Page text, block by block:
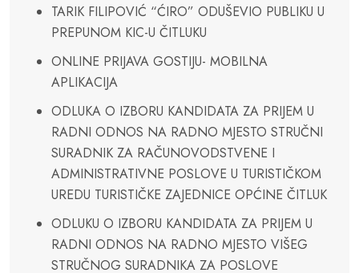
TARIK FILIPOVIĆ “ĆIRO” ODUŠEVIO PUBLIKU U
PREPUNOM KIC-U ČITLUKU
ONLINE PRIJAVA GOSTIJU- MOBILNA
APLIKACIJA
ODLUKA O IZBORU KANDIDATA ZA PRIJEM U
RADNI ODNOS NA RADNO MJESTO STRUČNI
SURADNIK ZA RAČUNOVODSTVENE I
ADMINISTRATIVNE POSLOVE U TURISTIČKOM
UREDU TURISTIČKE ZAJEDNICE OPĆINE ČITLUK
ODLUKU O IZBORU KANDIDATA ZA PRIJEM U
RADNI ODNOS NA RADNO MJESTO VIŠEG
STRUČNOG SURADNIKA ZA POSLOVE